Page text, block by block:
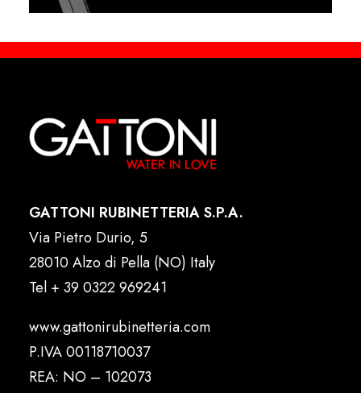
GATTONI RUBINETTERIA S.P.A.
Via Pietro Durio, 5
28010 Alzo di Pella (NO) Italy
Tel + 39 0322 969241
www.gattonirubinetteria.com
P.IVA 00118710037
REA: NO – 102073